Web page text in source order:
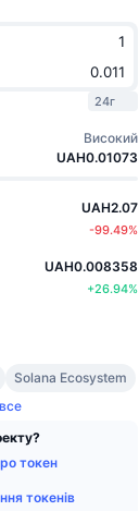
24г
Високий
UAH0.01073
UAH2.07
-99.49%
UAH0.008358
+26.94%
Solana Ecosystem
токен
токенів